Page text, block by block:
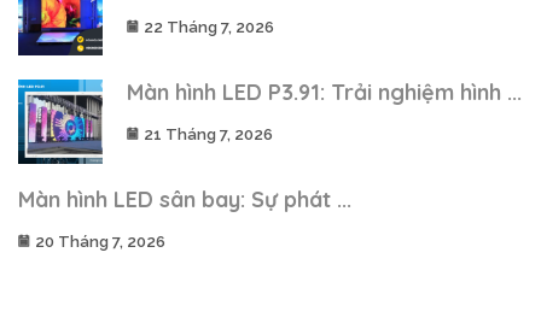
22 Tháng 7, 2026
Màn hình LED P3.91: Trải nghiệm hình ...
21 Tháng 7, 2026
Màn hình LED sân bay: Sự phát ...
20 Tháng 7, 2026